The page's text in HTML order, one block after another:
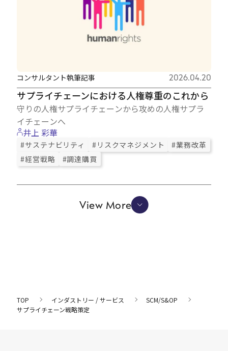
サプライチェーンにおける人権尊重のこれから
守りの人権サプライチェーンから攻めの人権サプラ
イチェーンへ
コンサルタント執筆記事 2026.04.20
井上 彩華
#サステナビリティ #リスクマネジメント
#業務改革
#経営戦略
#調達購買
View More
TOP インダストリー / サービス
SCM/S&OP
サプライチェーン戦略策定